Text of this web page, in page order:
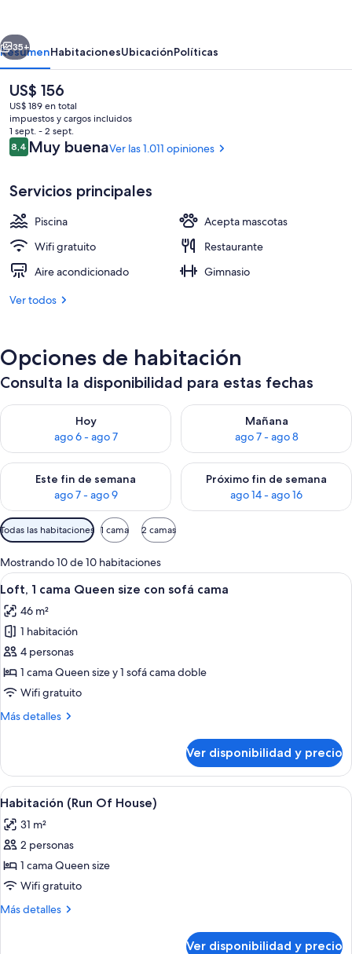
at
Whistler
Village
Fachada de la propiedad
Siguiente
35+
ResumenHabitacionesUbicaciónPolíticas
El
precio
actual
es
de
US$ 156
US$ 156
US$ 189 en total
impuestos y cargos incluidos
1 sept. - 2 sept.
Opiniones
8,48,4 de 10
Muy buenaVer las 1.011 opiniones
Servicios principales
Piscina
Acepta mascotas
Wifi gratuito
Restaurante
Aire acondicionado
Gimnasio
Ver todos
Opciones de habitación
Consulta la disponibilidad para estas fechas
Hoy
ago 6 - ago 7
Consulta la disponibilidad para hoy ago 6 - ago 7
Mañana
ago 7 - ago 8
Consulta la disponibilidad
Este fin de semana
ago 7 - ago 9
Consulta la disponibilidad para este fin de semana ago 7 -
Próximo fin de semana
ago 14 - ago 16
Consulta la disponibilidad
Filtros
disponibles
para
las
habitaciones
Todas las habitaciones 1 cama 2 camas
Mostrando 10 de 10 habitaciones
Ver
todas
las
fotos
de
Loft,
1
Queen
sofá
cama
Un salón con chimenea, televisor
8
Loft, 1 cama Queen size con sofá cama
46 m²
1 habitación
4 personas
1 cama Queen size y 1 sofá cama doble
Wifi gratuito
Más detalles
Más
1
cama
Queen
con
sofá
Ver disponibilidad y precio
Ver
todas
las
fotos
de
Habitación
(Run
Un baño moderno con lavamanos
1
Habitación (Run Of House)
31 m²
2 personas
1 cama Queen size
Wifi gratuito
Más detalles
Más
Ver disponibilidad y precio